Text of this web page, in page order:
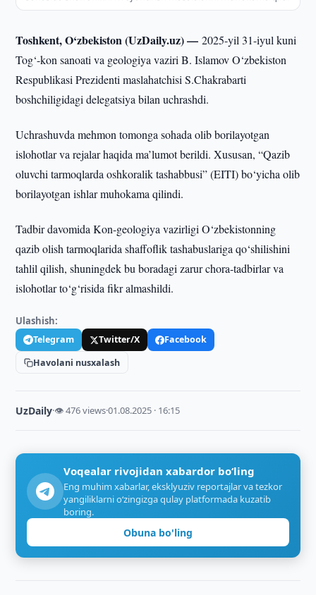
Toshkent, O‘zbekiston (UzDaily.uz) —2025-yil 31-iyul kuni
Tog‘-kon sanoati va geologiya vaziri B. Islamov O‘zbekiston
Respublikasi Prezidenti maslahatchisi S.Chakrabarti
boshchiligidagi delegatsiya bilan uchrashdi.
Uchrashuvda mehmon tomonga sohada olib borilayotgan
islohotlar va rejalar haqida ma’lumot berildi. Xususan, “Qazib
oluvchi tarmoqlarda oshkoralik tashabbusi” (EITI) bo‘yicha olib
borilayotgan ishlar muhokama qilindi.
Tadbir davomida Kon-geologiya vazirligi O‘zbekistonning
qazib olish tarmoqlarida shaffoflik tashabuslariga qo‘shilishini
tahlil qilish, shuningdek bu boradagi zarur chora-tadbirlar va
islohotlar to‘g‘risida fikr almashildi.
Ulashish:
Telegram Twitter/X
Facebook
Havolani nusxalash
UzDaily·👁 476 views·01.08.2025 · 16:15
Voqealar rivojidan xabardor bo‘ling
Eng muhim xabarlar, eksklyuziv reportajlar va tezkor
yangiliklarni o‘zingizga qulay platformada kuzatib
boring.
Obuna bo'ling